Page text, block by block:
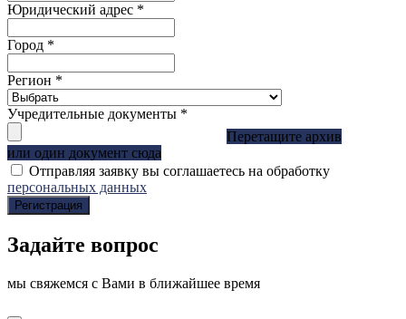
Юридический адрес *
Город *
Регион *
Учредительные документы *
Перетащите архив
или один документ сюда
Отправляя заявку вы соглашаетесь на обработку
персональных данных
Регистрация
Задайте вопрос
мы свяжемся с Вами в ближайшее время